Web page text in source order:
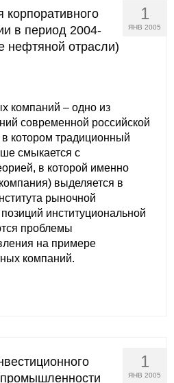
1
ЯНВ 2005
в период 2004-
нефтяной отрасли)
компаний – одно из
современной российской
котором традиционный
смыкается с
в которой именно
выделяется в
рыночной
институциональной
проблемы
на примере
компаний.
1
ЯНВ 2005